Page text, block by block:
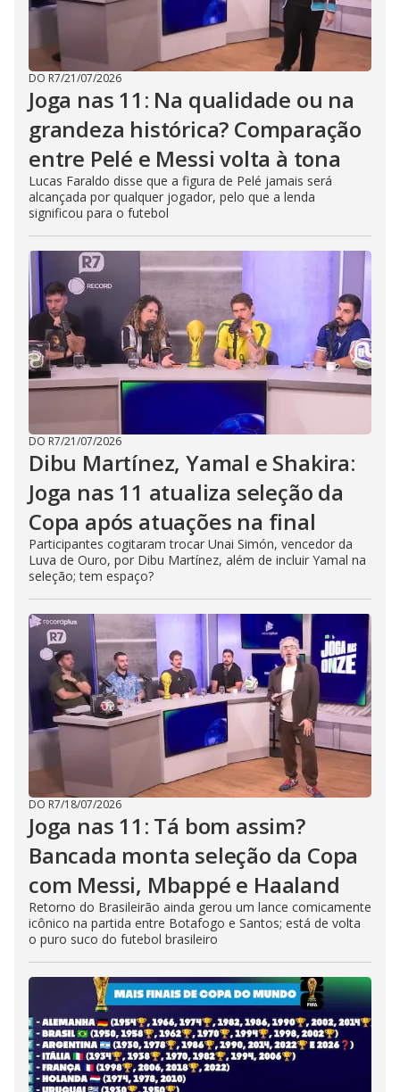
DO R7/21/07/2026
Joga nas 11: Na qualidade ou na
grandeza histórica? Comparação
entre Pelé e Messi volta à tona
Lucas Faraldo disse que a figura de Pelé jamais será
alcançada por qualquer jogador, pelo que a lenda
significou para o futebol
DO R7/21/07/2026
Dibu Martínez, Yamal e Shakira:
Joga nas 11 atualiza seleção da
Copa após atuações na final
Participantes cogitaram trocar Unai Simón, vencedor da
Luva de Ouro, por Dibu Martínez, além de incluir Yamal na
seleção; tem espaço?
DO R7/18/07/2026
Joga nas 11: Tá bom assim?
Bancada monta seleção da Copa
com Messi, Mbappé e Haaland
Retorno do Brasileirão ainda gerou um lance comicamente
icônico na partida entre Botafogo e Santos; está de volta
o puro suco do futebol brasileiro